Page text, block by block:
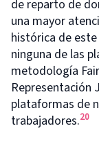
de reparto de
una mayor
histórica de
ninguna de las
metodología
Representación
plataformas de
trabajadores.20